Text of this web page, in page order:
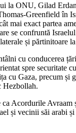
la ONU, Gilad
Greenfield în
mai exact partea
se confruntă
și părtinitoare
cu conducerea
spre securitate
cu Gaza, precum și
Hezbollah.
ca Acordurile Avraam
și vecinii săi arabi și